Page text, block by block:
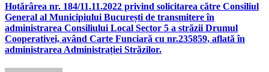
Hotărârea nr. 184/11.11.2022 privind solicitarea către Consiliul
General al Municipiului București de transmitere în
administrarea Consiliului Local Sector 5 a străzii Drumul
Cooperativei, având Carte Funciară cu nr.235859, aflată în
administrarea Administrației Străzilor.